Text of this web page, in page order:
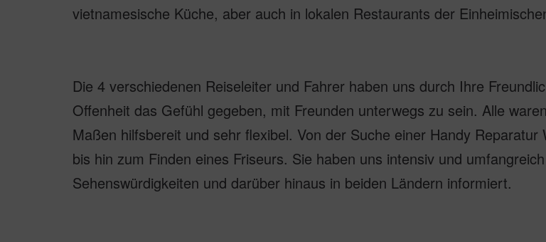
vietnamesische Küche, aber auch in lokalen Restaurants der
Die 4 verschiedenen Reiseleiter und Fahrer haben uns durch Ihre
Offenheit das Gefühl gegeben, mit Freunden unterwegs zu sein. Alle
Maßen hilfsbereit und sehr flexibel. Von der Suche einer Handy Reparatur
bis hin zum Finden eines Friseurs. Sie haben uns intensiv und
Sehenswürdigkeiten und darüber hinaus in beiden Ländern informiert.